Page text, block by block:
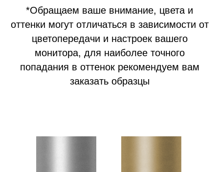
*Обращаем ваше внимание, цвета и
оттенки могут отличаться в зависимости от
цветопередачи и настроек вашего
монитора, для наиболее точного
попадания в оттенок рекомендуем вам
заказать образцы